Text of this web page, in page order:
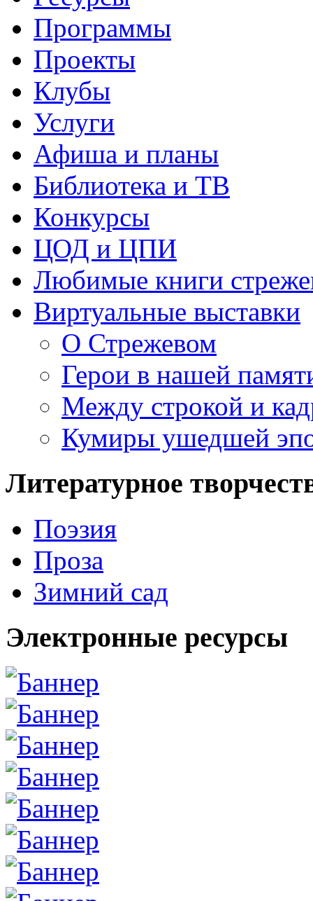
Программы
Проекты
Клубы
Услуги
Афиша и планы
Библиотека и ТВ
Конкурсы
ЦОД и ЦПИ
Любимые книги
Виртуальные выставки
О Стрежевом
Герои в нашей
Между строкой и
Кумиры ушедшей
Литературное
Поэзия
Проза
Зимний сад
Электронные ресурсы